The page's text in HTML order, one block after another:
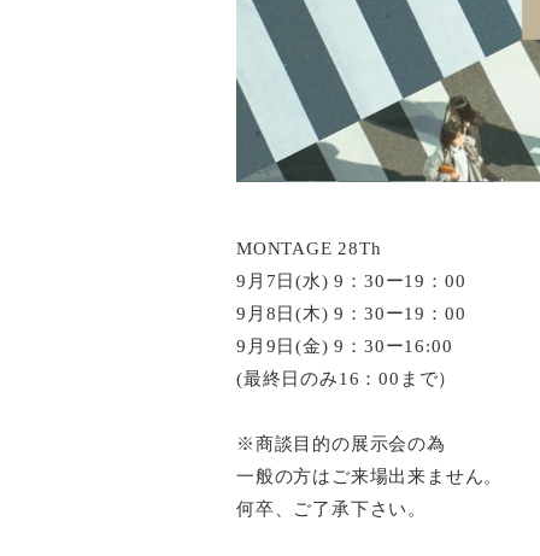
MONTAGE 28Th
9月7日(水) 9：30ー19：00
9月8日(木) 9：30ー19：00
9月9日(金) 9：30ー16:00
(最終日のみ16：00まで）
※商談目的の展示会の為
一般の方はご来場出来ません。
何卒、ご了承下さい。